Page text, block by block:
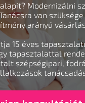
Modernizálni
van
arányú
15 éves
tapasztalattal
szépségipari,